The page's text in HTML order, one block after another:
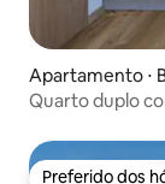
Apartamento ⋅
Quarto duplo
Preferido dos